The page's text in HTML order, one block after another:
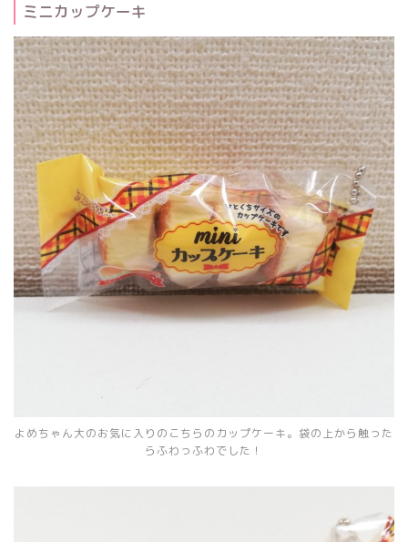
ミニカップケーキ
よめちゃん大のお気に入りのこちらのカップケーキ。袋の上から触った
らふわっふわでした！